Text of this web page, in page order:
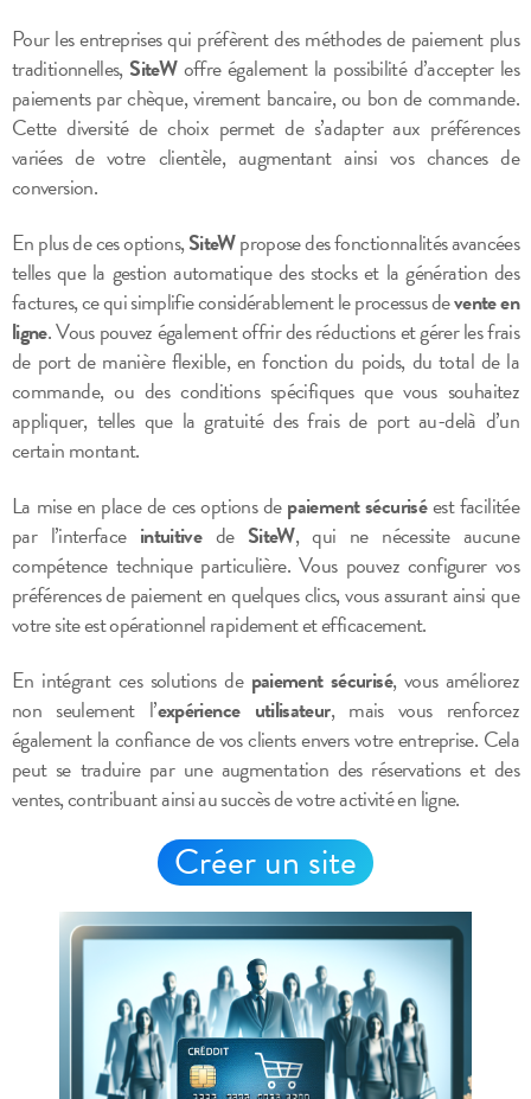
Pour les entreprises qui préfèrent des méthodes de paiement plus
traditionnelles, SiteWoffre également la possibilité d’accepter les
paiements par chèque, virement bancaire, ou bon de commande.
Cette diversité de choix permet de s’adapter aux préférences
variées de votre clientèle, augmentant ainsi vos chances de
conversion.
En plus de ces options,SiteWpropose des fonctionnalités avancées
telles que la gestion automatique des stocks et la génération des
factures, ce qui simplifie considérablement le processus devente en
ligne. Vous pouvez également offrir des réductions et gérer les frais
de port de manière flexible, en fonction du poids, du total de la
commande, ou des conditions spécifiques que vous souhaitez
appliquer, telles que la gratuité des frais de port au-delà d’un
certain montant.
La mise en place de ces options depaiement sécuriséest facilitée
par l’interface intuitivede SiteW, qui ne nécessite aucune
compétence technique particulière. Vous pouvez configurer vos
préférences de paiement en quelques clics, vous assurant ainsi que
votre site est opérationnel rapidement et efficacement.
En intégrant ces solutions de paiement sécurisé, vous améliorez
non seulement l’expérience utilisateur, mais vous renforcez
également la confiance de vos clients envers votre entreprise. Cela
peut se traduire par une augmentation des réservations et des
ventes, contribuant ainsi au succès de votre activité en ligne.
Créer un site